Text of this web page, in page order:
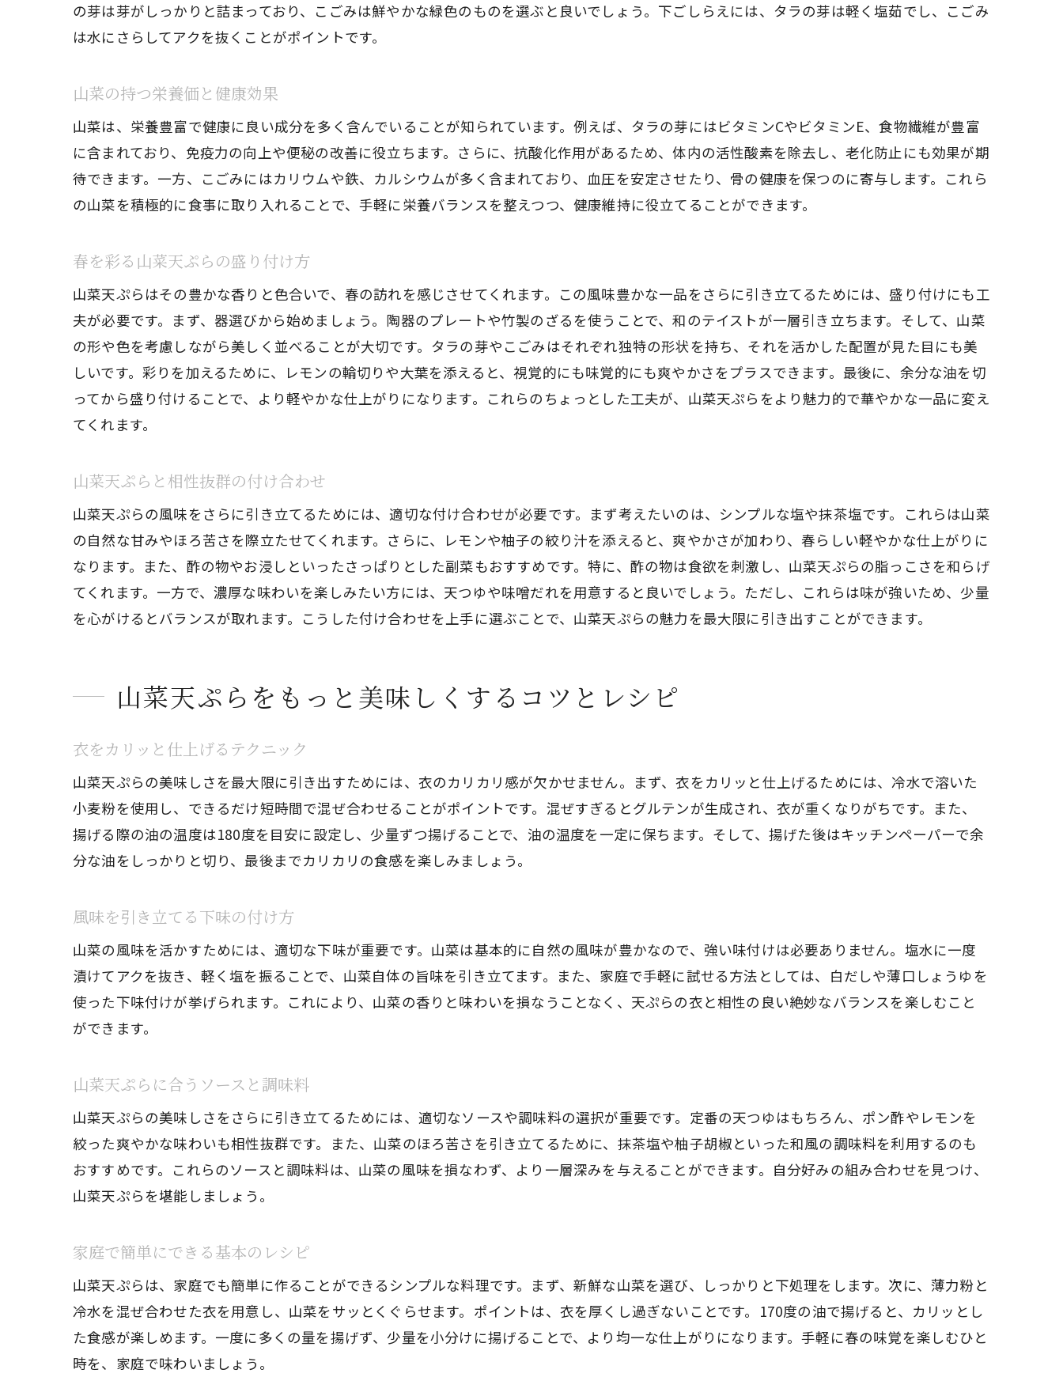
各山菜の栄養価と健康効果
山菜の香りを引き立てる調理法
ほろ苦さを活かす秘訣
山菜と一緒に楽しむ飲み物の選び方
香りと味の組み合わせを楽しむ方法
山菜天ぷらで春の食卓を彩るポイント
季節感を演出する盛り付け方
山菜天ぷらに合う献立の提案
食材の組み合わせ方の工夫
タラの芽とこごみを使った天ぷらレシピ紹介
タラの芽の下ごしらえと調理法
こごみの美味しさを引き出す揚げ方
簡単に作れるタラの芽天ぷらレシピ
こごみ天ぷらのおすすめソース
初心者にも優しい基本レシピ
山菜天ぷらの魅力と家庭での楽しみ方
家族で楽しむ山菜天ぷらの夕食
山菜天ぷらを使ったランチメニュー
休日に楽しむ山菜天ぷらディナー
ゲストを迎えるときの山菜天ぷら
の芽は芽がしっかりと詰まっており、こごみは鮮やかな緑色のものを選ぶと良いでしょう。下ごしらえには、タラの芽は軽く塩茹でし、こごみ
は水にさらしてアクを抜くことがポイントです。
山菜の持つ栄養価と健康効果
山菜は、栄養豊富で健康に良い成分を多く含んでいることが知られています。例えば、タラの芽にはビタミンCやビタミンE、食物繊維が豊富
に含まれており、免疫力の向上や便秘の改善に役立ちます。さらに、抗酸化作用があるため、体内の活性酸素を除去し、老化防止にも効果が期
待できます。一方、こごみにはカリウムや鉄、カルシウムが多く含まれており、血圧を安定させたり、骨の健康を保つのに寄与します。これら
の山菜を積極的に食事に取り入れることで、手軽に栄養バランスを整えつつ、健康維持に役立てることができます。
春を彩る山菜天ぷらの盛り付け方
山菜天ぷらはその豊かな香りと色合いで、春の訪れを感じさせてくれます。この風味豊かな一品をさらに引き立てるためには、盛り付けにも工
夫が必要です。まず、器選びから始めましょう。陶器のプレートや竹製のざるを使うことで、和のテイストが一層引き立ちます。そして、山菜
の形や色を考慮しながら美しく並べることが大切です。タラの芽やこごみはそれぞれ独特の形状を持ち、それを活かした配置が見た目にも美
しいです。彩りを加えるために、レモンの輪切りや大葉を添えると、視覚的にも味覚的にも爽やかさをプラスできます。最後に、余分な油を切
ってから盛り付けることで、より軽やかな仕上がりになります。これらのちょっとした工夫が、山菜天ぷらをより魅力的で華やかな一品に変え
てくれます。
山菜天ぷらと相性抜群の付け合わせ
山菜天ぷらの風味をさらに引き立てるためには、適切な付け合わせが必要です。まず考えたいのは、シンプルな塩や抹茶塩です。これらは山菜
の自然な甘みやほろ苦さを際立たせてくれます。さらに、レモンや柚子の絞り汁を添えると、爽やかさが加わり、春らしい軽やかな仕上がりに
なります。また、酢の物やお浸しといったさっぱりとした副菜もおすすめです。特に、酢の物は食欲を刺激し、山菜天ぷらの脂っこさを和らげ
てくれます。一方で、濃厚な味わいを楽しみたい方には、天つゆや味噌だれを用意すると良いでしょう。ただし、これらは味が強いため、少量
を心がけるとバランスが取れます。こうした付け合わせを上手に選ぶことで、山菜天ぷらの魅力を最大限に引き出すことができます。
山菜天ぷらをもっと美味しくするコツとレシピ
衣をカリッと仕上げるテクニック
山菜天ぷらの美味しさを最大限に引き出すためには、衣のカリカリ感が欠かせません。まず、衣をカリッと仕上げるためには、冷水で溶いた
小麦粉を使用し、できるだけ短時間で混ぜ合わせることがポイントです。混ぜすぎるとグルテンが生成され、衣が重くなりがちです。また、
揚げる際の油の温度は180度を目安に設定し、少量ずつ揚げることで、油の温度を一定に保ちます。そして、揚げた後はキッチンペーパーで余
分な油をしっかりと切り、最後までカリカリの食感を楽しみましょう。
風味を引き立てる下味の付け方
山菜の風味を活かすためには、適切な下味が重要です。山菜は基本的に自然の風味が豊かなので、強い味付けは必要ありません。塩水に一度
漬けてアクを抜き、軽く塩を振ることで、山菜自体の旨味を引き立てます。また、家庭で手軽に試せる方法としては、白だしや薄口しょうゆを
使った下味付けが挙げられます。これにより、山菜の香りと味わいを損なうことなく、天ぷらの衣と相性の良い絶妙なバランスを楽しむこと
ができます。
山菜天ぷらに合うソースと調味料
山菜天ぷらの美味しさをさらに引き立てるためには、適切なソースや調味料の選択が重要です。定番の天つゆはもちろん、ポン酢やレモンを
絞った爽やかな味わいも相性抜群です。また、山菜のほろ苦さを引き立てるために、抹茶塩や柚子胡椒といった和風の調味料を利用するのも
おすすめです。これらのソースと調味料は、山菜の風味を損なわず、より一層深みを与えることができます。自分好みの組み合わせを見つけ、
山菜天ぷらを堪能しましょう。
家庭で簡単にできる基本のレシピ
山菜天ぷらは、家庭でも簡単に作ることができるシンプルな料理です。まず、新鮮な山菜を選び、しっかりと下処理をします。次に、薄力粉と
冷水を混ぜ合わせた衣を用意し、山菜をサッとくぐらせます。ポイントは、衣を厚くし過ぎないことです。170度の油で揚げると、カリッとし
た食感が楽しめます。一度に多くの量を揚げず、少量を小分けに揚げることで、より均一な仕上がりになります。手軽に春の味覚を楽しむひと
時を、家庭で味わいましょう。